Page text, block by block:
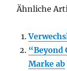
Ähnliche
“Beyond
Marke ab